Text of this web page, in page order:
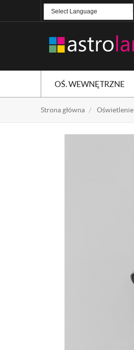
TRANSLATE
OŚ. WEWNĘTRZNE
Strona główna